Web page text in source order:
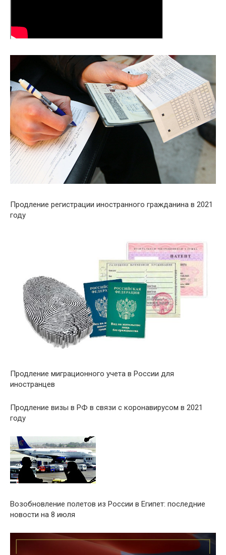
Продление регистрации иностранного гражданина в 2021
году
Продление миграционного учета в России для
иностранцев
Продление визы в РФ в связи с коронавирусом в 2021
году
Возобновление полетов из России в Египет: последние
новости на 8 июля